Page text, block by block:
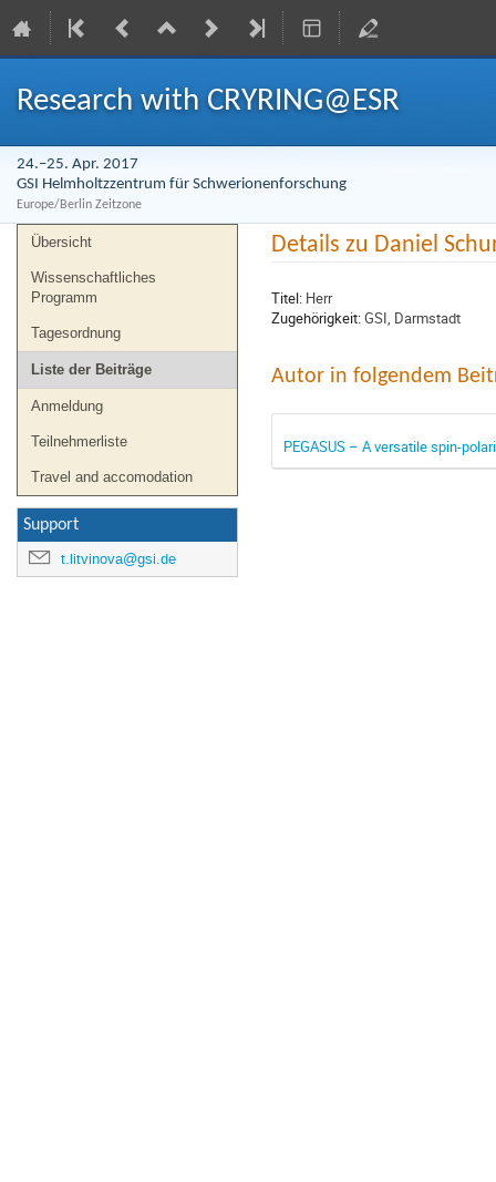
Research with CRYRING@ESR
24.–25. Apr. 2017
GSI Helmholtzzentrum für Schwerionenforschung
Europe/Berlin Zeitzone
Veranstaltungsmenü
Übersicht
Wissenschaftliches
Programm
Tagesordnung
Liste der Beiträge
Anmeldung
Teilnehmerliste
Travel and accomodation
Support
t.litvinova@gsi.de
Details zu Daniel
Titel: Herr
Zugehörigkeit:GSI, Darmstadt
Autor in folgendem
PEGASUS – A versatile spin-